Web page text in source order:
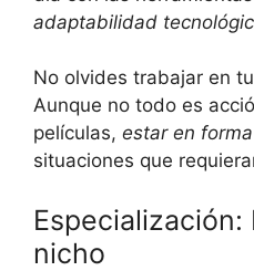
adaptabilidad
No olvides trabajar en tu
Aunque no todo es
películas, estar en forma
situaciones que
Especialización:
nicho